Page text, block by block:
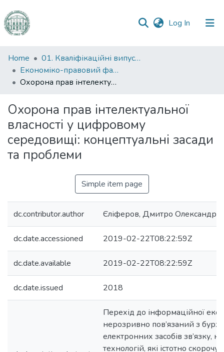
Log In (current)
Communities
&
Collections
Statistics
Home
01. Кваліфікаційні випускні роботи здобувачів вищої освіти
Економіко-правовий факультет
Охорона прав інтелектуальної власності у цифровому середовищі: концептуальні засади та проблеми
Охорона прав інтелектуальної
власності у цифровому
середовищі: концептуальні засади
та проблеми
Simple item page
dc.contributor.author Єліферов, Дмитро
dc.date.accessioned 2019-02-22T08:22:59Z
dc.date.available 2019-02-22T08:22:59Z
dc.date.issued 2018
Перехід до інформаційної
нерозривно пов’язаний з
електронних засобів зв’язку,
технологій, які істотно